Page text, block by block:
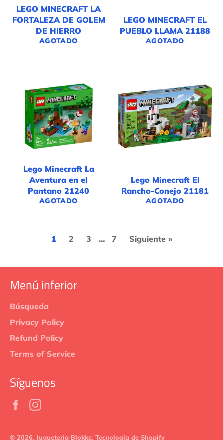
LEGO MINECRAFT LA
FORTALEZA DE GOLEM
DE HIERRO
AGOTADO
LEGO MINECRAFT EL
PUEBLO LLAMA 21188
AGOTADO
Lego Minecraft La
Aventura en el
Pantano 21240
AGOTADO
Lego Minecraft El
Rancho-Conejo 21181
AGOTADO
1 2 3 … 7 Siguiente »
Menú inferior
Búsqueda
Privacy Policy
Refund Policy
Terms of Service
Síguenos
Facebook
© 2026, Jugueteria Blokke. Tecnología de Shopify